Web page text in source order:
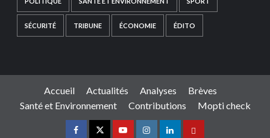
SÉCURITÉ TRIBUNE ÉCONOMIE ÉDITO
Accueil Actualités Analyses
Brèves
Santé et Environnement
Contributions Mopti check